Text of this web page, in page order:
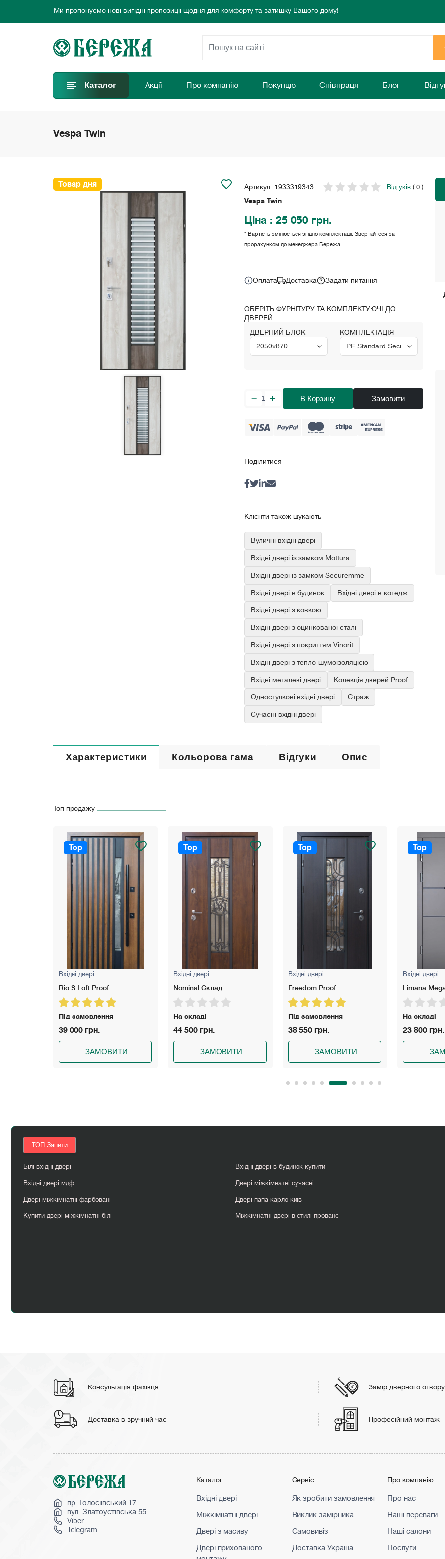
Обирайте найкращі двері та замовляйте просто зараз!
Ласкаво просимо до інтернет-магазину дверей Бережа!
Обирайте найкращі двері та замовляйте просто зараз!
Каталог Акції Про компанію Покупцю Співпраця Блог
Vespa Twin
Товар дня Артикул: 1933319343 Відгуків ( 0 )
Vespa Twin
Ціна : 25 050 грн.
* Вартість змінюється згідно комплектації. Звертайтеся за
прорахунком до менеджера Бережа.
Оплата Доставка Задати питання
ОБЕРІТЬ ФУРНІТУРУ ТА КОМПЛЕКТУЮЧІ ДО
ДВЕРЕЙ
ДВЕРНИЙ БЛОК
КОМПЛЕКТАЦІЯ
В Корзину Замовити
Поділитися
Клієнти також шукають
Вуличні вхідні двері
Вхідні двері із замком Mottura
Вхідні двері із замком Securemme
Вхідні двері в будинок Вхідні двері в котедж
Вхідні двері з ковкою
Вхідні двері з оцинкованої сталі
Вхідні двері з покриттям Vinorit
Вхідні двері з тепло-шумоізоляцією
Вхідні металеві двері Колекція дверей Proof
Одностулкові вхідні двері Страж
Сучасні вхідні двері
Характеристики Кольорова гама Відгуки Опис
Топ продажу
Top
Вхідні двері
Nominal Склад
На складі
44 500 грн.
ЗАМОВИТИ
Top
Вхідні двері
Freedom Proof
Під замовлення
38 550 грн.
ЗАМОВИТИ
Top
Вхідні двері
Limana Megapolis Gray
На складі
23 800 грн.
ЗАМОВИТИ
Top
Вхідні двері
Madrida
Немає в
20 750 грн.
ТОП Запити
Білі вхідні двері Вхідні двері в будинок купити
Вхідні двері мдф Двері міжкімнатні сучасні
Двері міжкімнатні фарбовані Двері папа карло київ
Купити двері міжкімнатні білі Міжкімнатні двері в стилі прованс
Консультація фахівця Замір дверного отвору
Доставка в зручний час Професійний монтаж
пр. Голосіївський 17
вул. Златоустівська 55
Viber
Telegram
Каталог
Вхідні двері
Міжкімнатні двері
Двері з масиву
Двері прихованого
Сервіс
Як зробити замовлення
Виклик замірника
Самовивіз
Доставка Україна
Про компанію
Про нас
Наші переваги
Наші салони
Послуги